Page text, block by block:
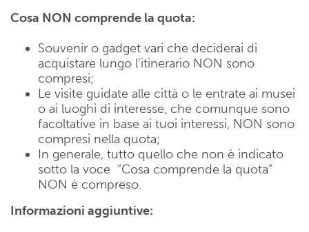
Cosa NON comprende la quota:
Souvenir o gadget vari che deciderai di
acquistare lungo l’itinerario NON sono
compresi;
Le visite guidate alle città o le entrate ai musei
o ai luoghi di interesse, che comunque sono
facoltative in base ai tuoi interessi, NON sono
compresi nella quota;
In generale, tutto quello che non è indicato
sotto la voce “Cosa comprende la quota”
NON è compreso.
Informazioni aggiuntive: